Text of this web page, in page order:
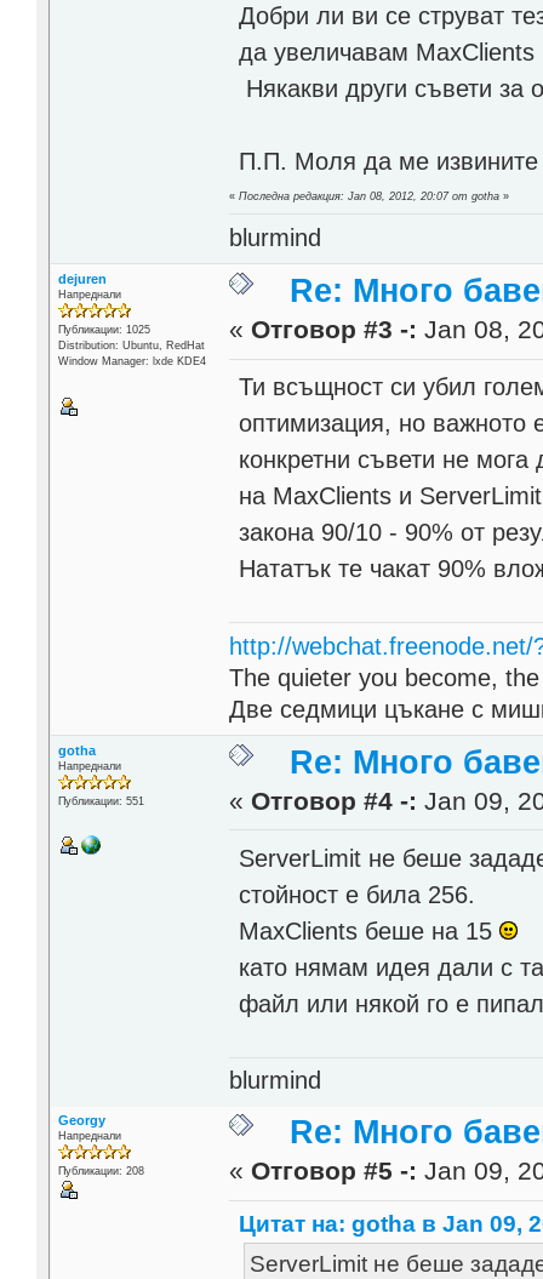
Добри ли ви се струват
да увеличавам MaxClients
Някакви други съвети за
П.П. Моля да ме извините
«Последна редакция: Jan 08, 2012, 20:07 от gotha »
blurmind
dejuren
Напреднали
Публикации: 1025
Distribution: Ubuntu, RedHat
Window Manager: lxde KDE4
Re: Много
« Отговор #3 -: Jan 08,
Ти всъщност си убил
оптимизация, но важното
конкретни съвети не
на MaxClients и
закона 90/10 - 90% от
Нататък те чакат 90%
http://webchat.freenode.net/
The quieter you become,
Две седмици цъкане с
gotha
Напреднали
Публикации: 551
Re: Много
« Отговор #4 -: Jan 09,
ServerLimit не беше
стойност е била 256.
MaxClients беше на 15
като нямам идея дали с
файл или някой го е
blurmind
Georgy
Напреднали
Публикации: 208
Re: Много
« Отговор #5 -: Jan 09,
Цитат на: gotha в Jan 09,
ServerLimit не беше